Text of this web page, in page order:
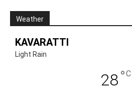
Weather
KAVARATTI
Light Rain
28°C